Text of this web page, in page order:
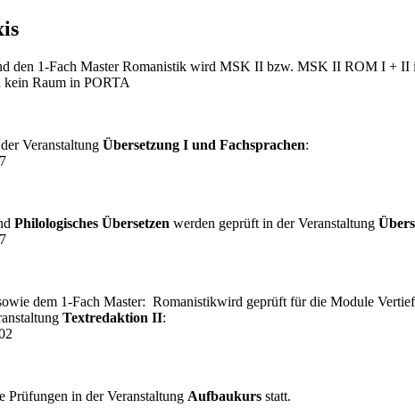
den 1-Fach Master Romanistik wird MSK II bzw. MSK II ROM I + II
Raum in PORTA
Veranstaltung Übersetzung I und Fachsprachen:
Philologisches Übersetzen werden geprüft in der Veranstaltung
dem 1-Fach Master: Romanistikwird geprüft für die Module
Textredaktion II:
Prüfungen in der Veranstaltung Aufbaukurs statt.